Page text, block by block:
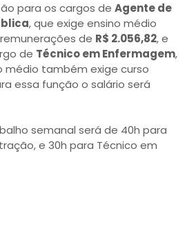
para os cargos de Agente de
, que exige ensino médio
de R$ 2.056,82, e
de Técnico em Enfermagem,
médio também exige curso
essa função o salário será
semanal será de 40h para
e 30h para Técnico em